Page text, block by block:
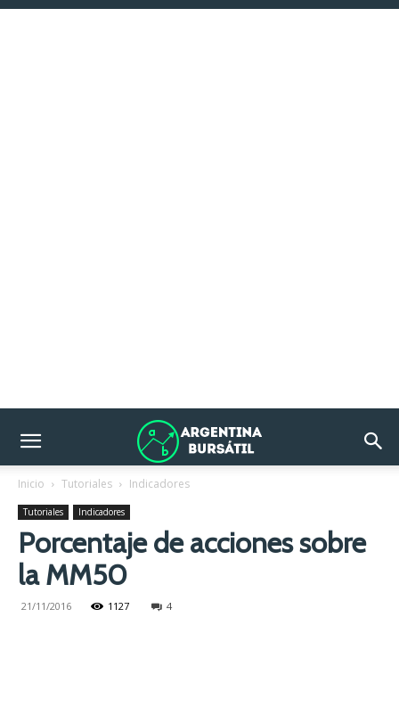
Inicio Tutoriales Indicadores
Tutoriales Indicadores
Porcentaje de acciones sobre
la MM50
21/11/2016 1127 4